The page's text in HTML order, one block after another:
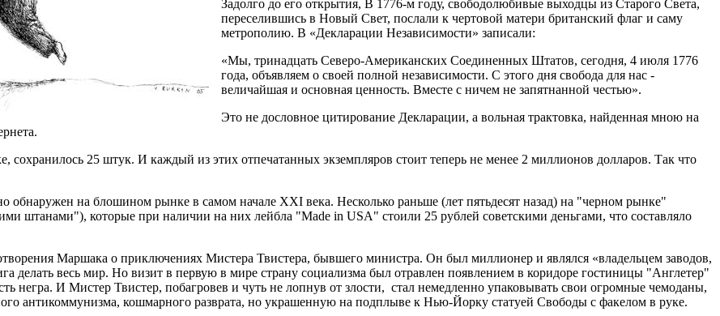
Задолго до его открытия, В 1776-м году, свободолюбивые выходцы из Старого Света,
переселившись в Новый Свет, послали к чертовой матери британский флаг и саму
метрополию. В «Декларации Независимости» записали:
«Мы, тринадцать Северо-Американских Соединенных Штатов, сегодня, 4 июля 1776
года, объявляем о своей полной независимости. С этого дня свобода для нас -
величайшая и основная ценность. Вместе с ничем не запятнанной честью».
Это не дословное цитирование Декларации, а вольная трактовка, найденная мною на
сохранилось 25 штук. И каждый из этих отпечатанных экземпляров стоит теперь не менее 2 миллионов долларов. Так что
обнаружен на блошином рынке в самом начале XXI века. Несколько раньше (лет пятьдесят назад) на "черном рынке"
штанами"), которые при наличии на них лейбла "Made in USA" стоили 25 рублей советскими деньгами, что составляло
Маршака о приключениях Мистера Твистера, бывшего министра. Он был миллионер и являлся «владельцем заводов,
делать весь мир. Но визит в первую в мире страну социализма был отравлен появлением в коридоре гостиницы "Англетер"
негра. И Мистер Твистер, побагровев и чуть не лопнув от злости, стал немедленно упаковывать свои огромные чемоданы,
антикоммунизма, кошмарного разврата, но украшенную на подплыве к Нью-Йорку статуей Свободы с факелом в руке.